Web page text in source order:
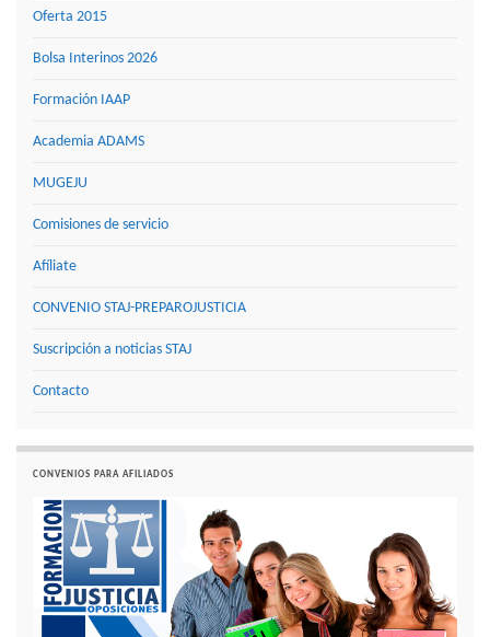
Oferta 2015
Bolsa Interinos 2026
Formación IAAP
Academia ADAMS
MUGEJU
Comisiones de servicio
Afíliate
CONVENIO STAJ-PREPAROJUSTICIA
Suscripción a noticias STAJ
Contacto
CONVENIOS PARA AFILIADOS